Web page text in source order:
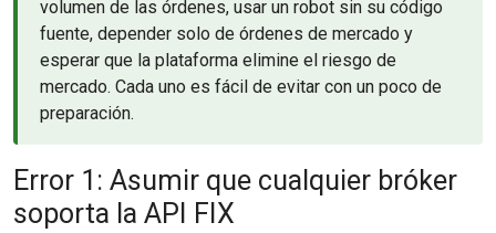
volumen de las órdenes, usar un robot sin su código
fuente, depender solo de órdenes de mercado y
esperar que la plataforma elimine el riesgo de
mercado. Cada uno es fácil de evitar con un poco de
preparación.
Error 1: Asumir que cualquier bróker
soporta la API FIX